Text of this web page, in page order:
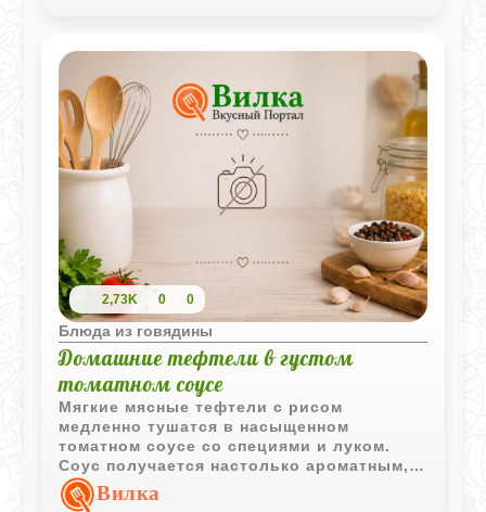
превращая блюдо в гастрономическое
украшение.
2,73K 0 0
Блюда из говядины
Домашние тефтели в густом
томатном соусе
Мягкие мясные тефтели с рисом
медленно тушатся в насыщенном
томатном соусе со специями и луком.
Соус получается настолько ароматным,
что к нему сразу хочется подать свежий
хлеб или ложку густой сметаны.
Вилка